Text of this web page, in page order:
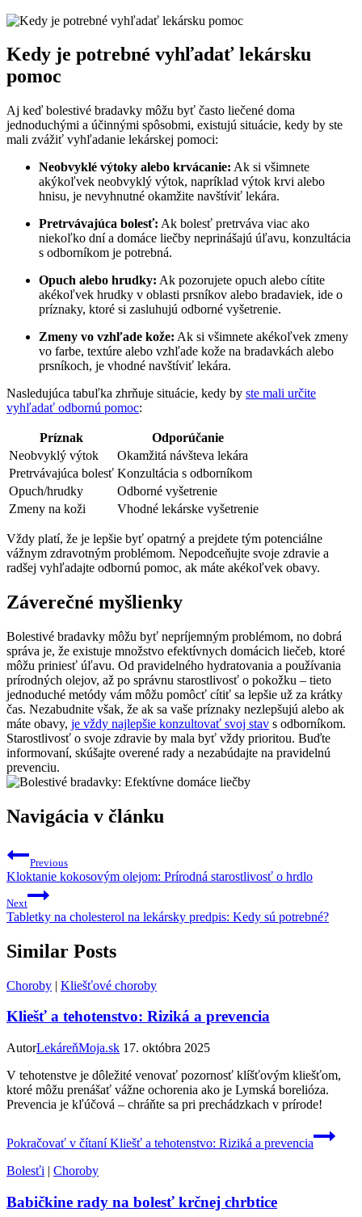
Kedy je potrebné vyhľadať lekársku
pomoc
Aj keď bolestivé bradavky môžu byť často liečené doma
jednoduchými a účinnými spôsobmi, existujú situácie, kedy by ste
mali zvážiť vyhľadanie lekárskej pomoci:
Neobvyklé výtoky alebo krvácanie: Ak si všimnete
akýkoľvek neobvyklý výtok, napríklad výtok krvi alebo
hnisu, je nevyhnutné okamžite navštíviť lekára.
Pretrvávajúca bolesť: Ak bolesť pretrváva viac ako
niekoľko dní a domáce liečby neprinášajú úľavu, konzultácia
s odborníkom je potrebná.
Opuch alebo hrudky: Ak pozorujete opuch alebo cítite
akékoľvek hrudky v oblasti prsníkov alebo bradaviek, ide o
príznaky, ktoré si zasluhujú odborné vyšetrenie.
Zmeny vo vzhľade kože: Ak si všimnete akékoľvek zmeny
vo farbe, textúre alebo vzhľade kože na bradavkách alebo
prsníkoch, je vhodné navštíviť lekára.
Nasledujúca tabuľka zhrňuje situácie, kedy by ste mali určite
vyhľadať odbornú pomoc:
Príznak
Odporúčanie
Neobvyklý výtok
Okamžitá návšteva lekára
Pretrvávajúca bolesť Konzultácia s odborníkom
Opuch/hrudky
Odborné vyšetrenie
Zmeny na koži
Vhodné lekárske vyšetrenie
Vždy platí, že je lepšie byť opatrný a prejdete tým potenciálne
vážnym zdravotným problémom. Nepodceňujte svoje zdravie a
radšej vyhľadajte odbornú pomoc, ak máte akékoľvek obavy.
Záverečné myšlienky
Bolestivé bradavky môžu byť nepríjemným problémom, no dobrá
správa je, že existuje množstvo efektívnych domácich liečeb, ktoré
môžu priniesť úľavu. Od pravidelného hydratovania a používania
prírodných olejov, až po správnu starostlivosť o pokožku – tieto
jednoduché metódy vám môžu pomôcť cítiť sa lepšie už za krátky
čas. Nezabudnite však, že ak sa vaše príznaky nezlepšujú alebo ak
máte obavy, je vždy najlepšie konzultovať svoj stav s odborníkom.
Starostlivosť o svoje zdravie by mala byť vždy prioritou. Buďte
informovaní, skúšajte overené rady a nezabúdajte na pravidelnú
prevenciu.
Navigácia v článku
Previous
Kloktanie kokosovým olejom: Prírodná starostlivosť o hrdlo
Next
Tabletky na cholesterol na lekársky predpis: Kedy sú potrebné?
Similar Posts
Choroby | Kliešťové choroby
Kliešť a tehotenstvo: Riziká a prevencia
AutorLekáreňMoja.sk 17. októbra 2025
V tehotenstve je dôležité venovať pozornosť klíšťovým kliešťom,
ktoré môžu prenášať vážne ochorenia ako je Lymská borelióza.
Prevencia je kľúčová – chráňte sa pri prechádzkach v prírode!
Pokračovať v čítaníKliešť a tehotenstvo: Riziká a prevencia
Bolesťi | Choroby
Babičkine rady na bolesť krčnej chrbtice